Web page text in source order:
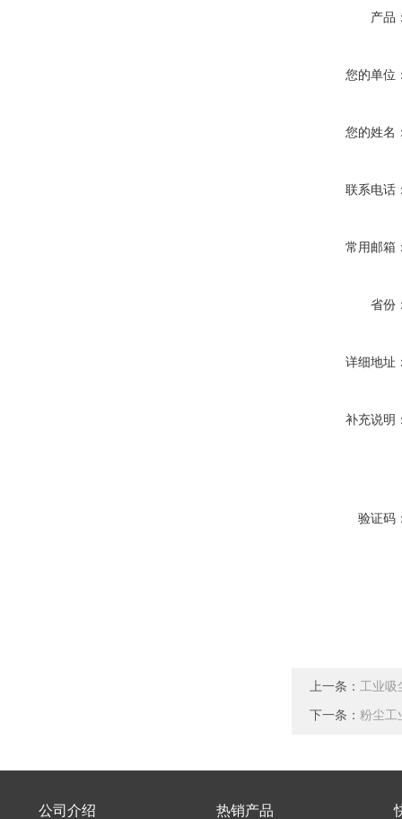
产品
您的单位
您的姓名
联系电话
常用邮箱
省份
详细地址
补充说明
验证码
上一条： 工业
下一条： 粉尘工
公司介绍 热销产品